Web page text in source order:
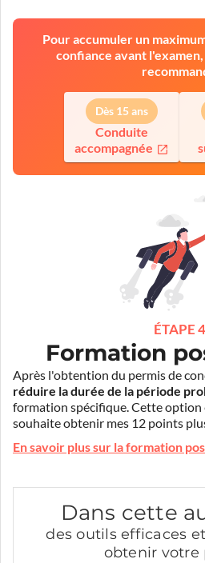
Pour accumuler un
confiance avant
Dès 15 ans
Conduite
accompagnée
ÉTAPE 4
Formation
Après l'obtention du permis de
réduire la durée de la période
formation spécifique. Cette option
souhaite obtenir mes 12 points
En savoir plus sur la formation
Dans cette
des outils efficaces
obtenir votre